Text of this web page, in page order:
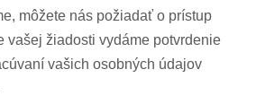
môžete nás požiadať o prístup
vašej žiadosti vydáme potvrdenie
vašich osobných údajov